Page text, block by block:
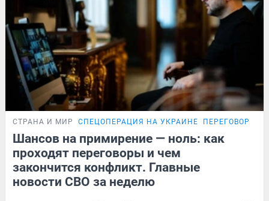
СТРАНА И МИР СПЕЦОПЕРАЦИЯ НА УКРАИНЕ ПЕРЕГОВОРЫ
Шансов на примирение — ноль: как
проходят переговоры и чем
закончится конфликт. Главные
новости СВО за неделю